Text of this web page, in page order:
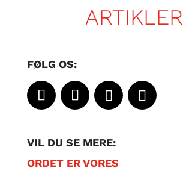
ARTIKLER
FØLG OS:
VIL DU SE MERE:
ORDET ER VORES